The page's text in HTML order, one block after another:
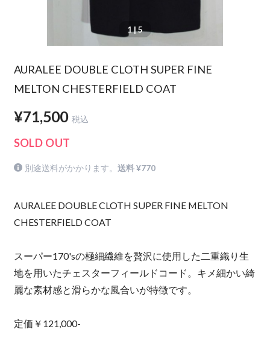
1| 5
AURALEE DOUBLE CLOTH SUPER FINE
MELTON CHESTERFIELD COAT
¥71,500 税込
SOLD OUT
別途送料がかかります。送料 ¥770
AURALEE DOUBLE CLOTH SUPER FINE MELTON
CHESTERFIELD COAT
スーパー170'sの極細繊維を贅沢に使用した二重織り生
地を用いたチェスターフィールドコード。キメ細かい綺
麗な素材感と滑らかな風合いが特徴です。
定価￥121,000-